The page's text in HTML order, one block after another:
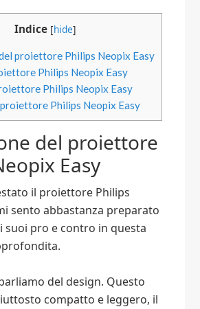
Indice [hide]
proiettore Philips Neopix Easy
Philips Neopix Easy
Philips Neopix Easy
Philips Neopix Easy
del proiettore
Easy
il proiettore Philips
sento abbastanza preparato
suoi pro e contro in questa
del design. Questo
compatto e leggero, il